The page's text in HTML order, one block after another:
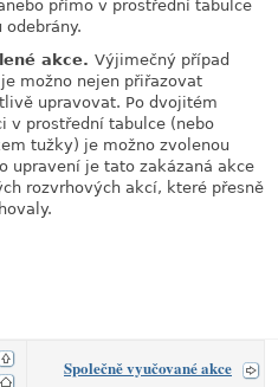
přímo v prostřední tabulce
akce. Výjimečný případ
možno nejen přiřazovat
upravovat. Po dvojitém
v prostřední tabulce (nebo
tužky) je možno zvolenou
upravení je tato zakázaná akce
rozvrhových akcí, které přesně
Společně vyučované akce